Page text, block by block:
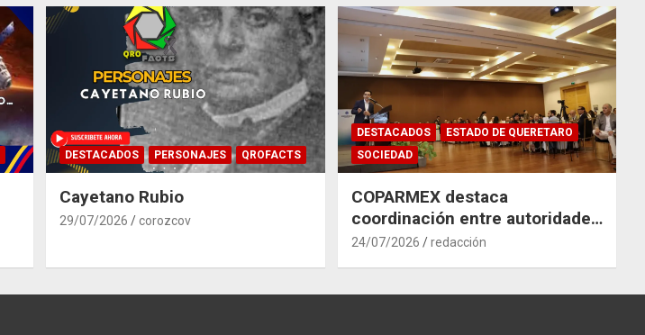
DESTACADOS PERSONAJES QROFACTS
Cayetano Rubio
29/07/2026 corozcov
DESTACADOS
ESTADO DE QUERETARO
SOCIEDAD
COPARMEX destaca
coordinación entre autoridades
y empresas para mitigar el
24/07/2026 redacción